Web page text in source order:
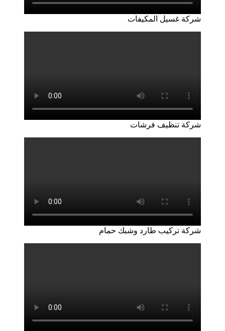
شركة غسيل المكيفات
شركة تنظيف فرشات
شركة تركيب طارد وشبك حمام